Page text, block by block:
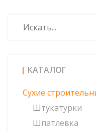
КАТАЛОГ
Сухие
Штукатурки
Шпатлевка